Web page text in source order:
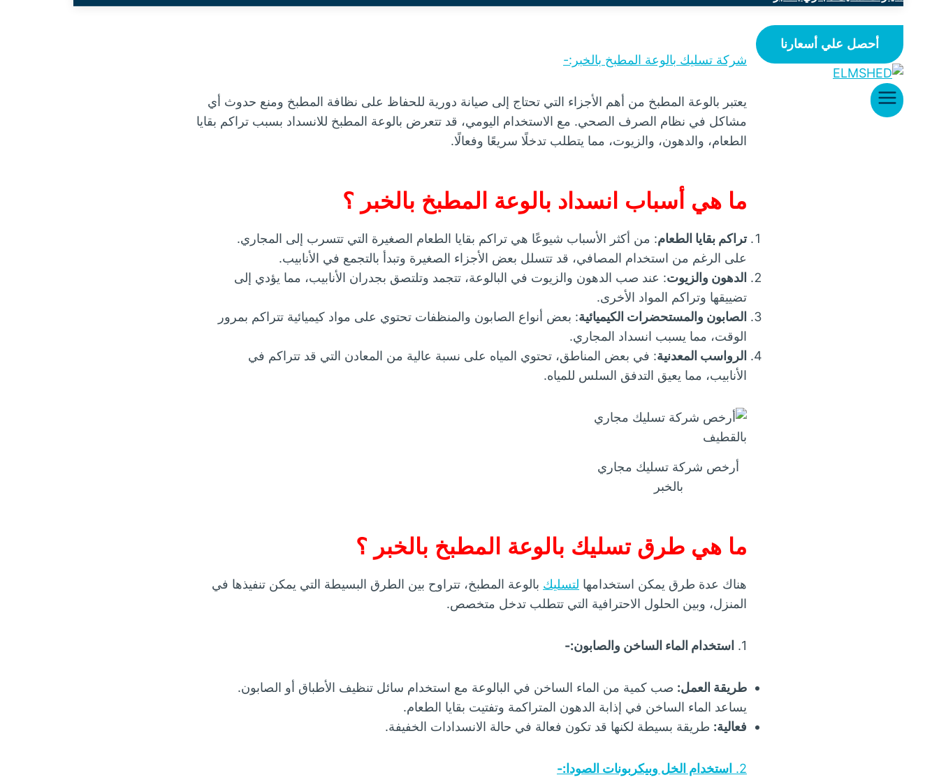
أحصل علي أسعارنا
شركة تسليك بالوعة المطبخ بالخبر:-
يعتبر بالوعة المطبخ من أهم الأجزاء التي تحتاج إلى صيانة دورية للحفاظ على نظافة المطبخ ومنع حدوث أي
مشاكل في نظام الصرف الصحي. مع الاستخدام اليومي، قد تتعرض بالوعة المطبخ للانسداد بسبب تراكم بقايا
الطعام، والدهون، والزيوت، مما يتطلب تدخلًا سريعًا وفعالًا.
ما هي أسباب انسداد بالوعة المطبخ بالخبر ؟
تراكم بقايا الطعام: من أكثر الأسباب شيوعًا هي تراكم بقايا الطعام الصغيرة التي تتسرب إلى المجاري.
على الرغم من استخدام المصافي، قد تتسلل بعض الأجزاء الصغيرة وتبدأ بالتجمع في الأنابيب.
الدهون والزيوت: عند صب الدهون والزيوت في البالوعة، تتجمد وتلتصق بجدران الأنابيب، مما يؤدي إلى
تضييقها وتراكم المواد الأخرى.
الصابون والمستحضرات الكيميائية: بعض أنواع الصابون والمنظفات تحتوي على مواد كيميائية تتراكم بمرور
الوقت، مما يسبب انسداد المجاري.
الرواسب المعدنية: في بعض المناطق، تحتوي المياه على نسبة عالية من المعادن التي قد تتراكم في
الأنابيب، مما يعيق التدفق السلس للمياه.
أرخص شركة تسليك مجاري
بالخبر
ما هي طرق تسليك بالوعة المطبخ بالخبر ؟
هناك عدة طرق يمكن استخدامها لتسليك بالوعة المطبخ، تتراوح بين الطرق البسيطة التي يمكن تنفيذها في
المنزل، وبين الحلول الاحترافية التي تتطلب تدخل متخصص.
1. استخدام الماء الساخن والصابون:-
طريقة العمل: صب كمية من الماء الساخن في البالوعة مع استخدام سائل تنظيف الأطباق أو الصابون.
يساعد الماء الساخن في إذابة الدهون المتراكمة وتفتيت بقايا الطعام.
فعالية: طريقة بسيطة لكنها قد تكون فعالة في حالة الانسدادات الخفيفة.
2. استخدام الخل وبيكربونات الصودا:-